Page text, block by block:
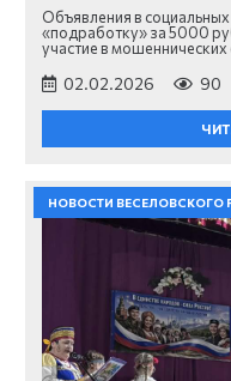
Объявления в
«подработку» за 5000
участие в
02.02.2026 90
НОВОСТИ ВЕСЕЛОВСКОГО